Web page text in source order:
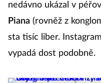
nedávno ukázal v
Piana (rovněž z
sta tisíc liber.
vypadá dost podobně.